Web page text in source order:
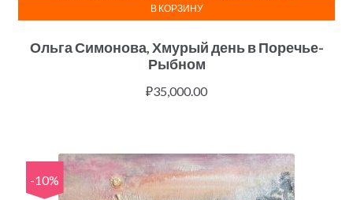
Ольга Симонова, Хмурый день в Поречье-
Рыбном
₽35,000.00
В КОРЗИНУ
-10%